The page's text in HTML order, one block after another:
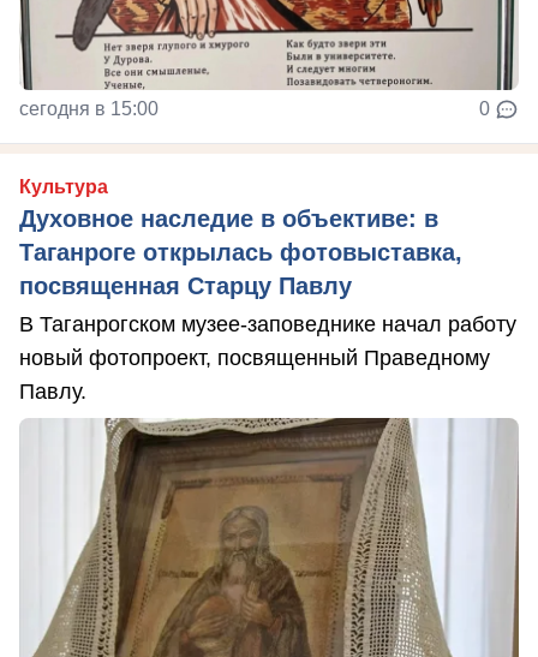
сегодня в 15:00 0
Культура
Духовное наследие в объективе: в
Таганроге открылась фотовыставка,
посвященная Старцу Павлу
В Таганрогском музее-заповеднике начал работу
новый фотопроект, посвященный Праведному
Павлу.